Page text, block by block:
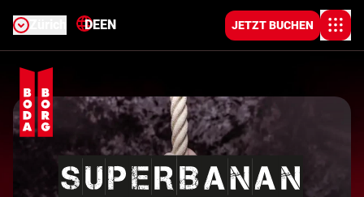
DEEN JETZT BUCHEN